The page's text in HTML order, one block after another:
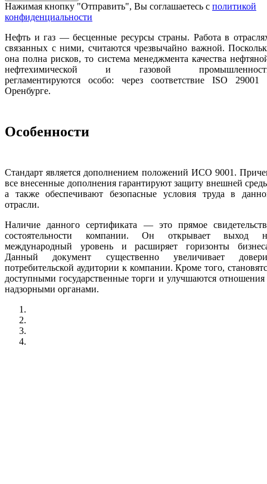
Нажимая кнопку "Отправить", Вы соглашаетесь с политикой
конфиденциальности
Нефть и газ — бесценные ресурсы страны. Работа в
связанных с ними, считаются чрезвычайно важной.
она полна рисков, то система менеджмента качества
нефтехимической и газовой
регламентируются особо: через соответствие ISO 29001
Оренбурге.
Особенности
Стандарт является дополнением положений ИСО 9001.
все внесенные дополнения гарантируют защиту внешней
а также обеспечивают безопасные условия труда в
отрасли.
Наличие данного сертификата — это прямое
состоятельности компании. Он открывает выход
международный уровень и расширяет горизонты
Данный документ существенно увеличивает
потребительской аудитории к компании. Кроме того,
доступными государственные торги и улучшаются отношения
надзорными органами.